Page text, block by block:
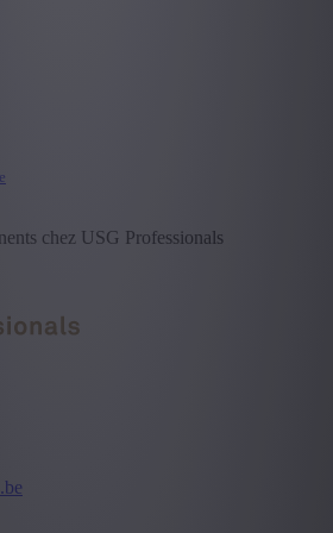
chez USG Professionals